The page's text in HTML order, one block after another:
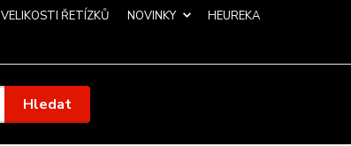
VELIKOSTI ŘETÍZKŮ NOVINKY
HEUREKA
Hledat